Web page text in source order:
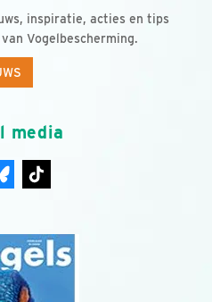
inspiratie, acties en tips
Vogelbescherming.
media